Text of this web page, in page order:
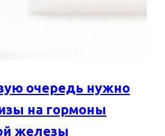
очередь нужно
на гормоны
железы